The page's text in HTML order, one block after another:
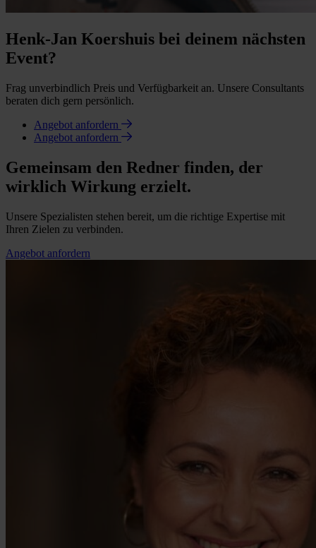
Henk-Jan Koershuis bei deinem nächsten
Event?
Frag unverbindlich Preis und Verfügbarkeit an. Unsere Consultants
beraten dich gern persönlich.
Angebot anfordern
Angebot anfordern
Gemeinsam den Redner finden, der
wirklich Wirkung erzielt.
Unsere Spezialisten stehen bereit, um die richtige Expertise mit
Ihren Zielen zu verbinden.
Angebot anfordern